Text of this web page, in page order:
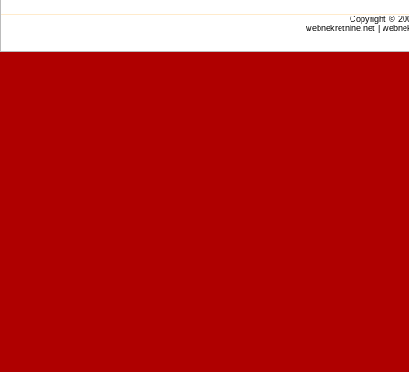
Copyright ©
webnekretnine.net |